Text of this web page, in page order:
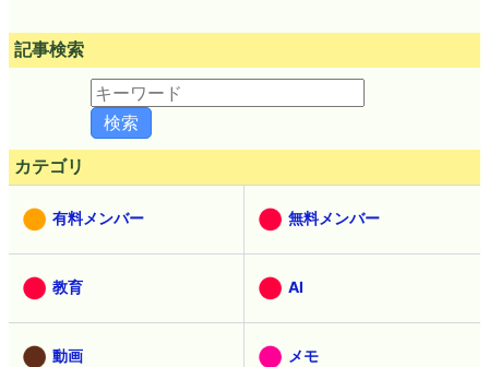
記事検索
カテゴリ
有料メンバー 無料メンバー
教育 AI
動画 メモ